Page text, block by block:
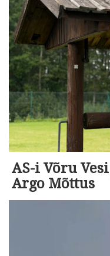
AS-i Võru
Argo Mõttus